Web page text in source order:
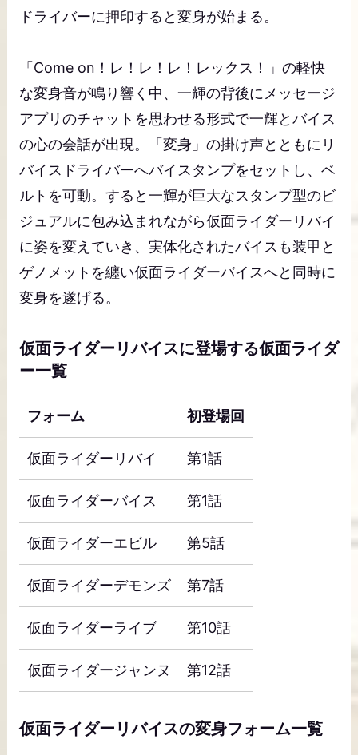
ドライバーに押印すると変身が始まる。
「Come on！レ！レ！レ！レックス！」の軽快
な変身音が鳴り響く中、一輝の背後にメッセージ
アプリのチャットを思わせる形式で一輝とバイス
の心の会話が出現。「変身」の掛け声とともにリ
バイスドライバーへバイスタンプをセットし、ベ
ルトを可動。すると一輝が巨大なスタンプ型のビ
ジュアルに包み込まれながら仮面ライダーリバイ
に姿を変えていき、実体化されたバイスも装甲と
ゲノメットを纏い仮面ライダーバイスへと同時に
変身を遂げる。
仮面ライダーリバイスに登場する仮面ライダ
ー一覧
フォーム 初登場回
仮面ライダーリバイ 第1話
仮面ライダーバイス 第1話
仮面ライダーエビル 第5話
仮面ライダーデモンズ 第7話
仮面ライダーライブ 第10話
仮面ライダージャンヌ 第12話
仮面ライダーリバイスの変身フォーム一覧